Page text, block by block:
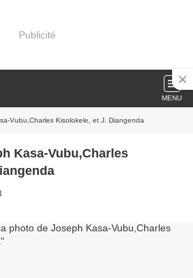
Publicité
MENU
Vubu,Charles Kisolokele, et J. Diangenda
Kasa-Vubu,Charles